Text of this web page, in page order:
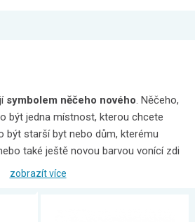
symbolem něčeho nového. Něčeho,
být jedna místnost, kterou chcete
být starší byt nebo dům, kterému
také ještě novou barvou vonící zdi
to své "nové" nebo oživte i to
zobrazít více